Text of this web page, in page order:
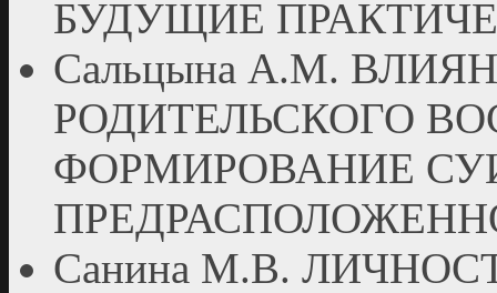
БУДУЩИЕ
Сальцына А.М.
РОДИТЕЛЬСКОГО
ФОРМИРОВАНИЕ
Санина М.В.